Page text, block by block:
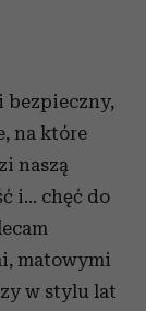
bezpieczny,
na które
naszą
i... chęć do
matowymi
w stylu lat